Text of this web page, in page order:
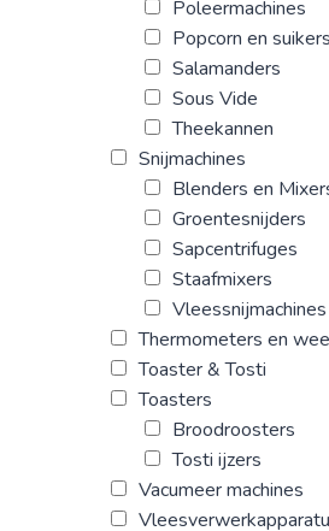
Poleermachines
Popcorn en
Salamanders
Sous Vide
Theekannen
Snijmachines
Blenders en
Groentesnijders
Sapcentrifuges
Staafmixers
Vleessnijmachines
Thermometers en
Toaster & Tosti
Toasters
Broodroosters
Tosti ijzers
Vacumeer machines